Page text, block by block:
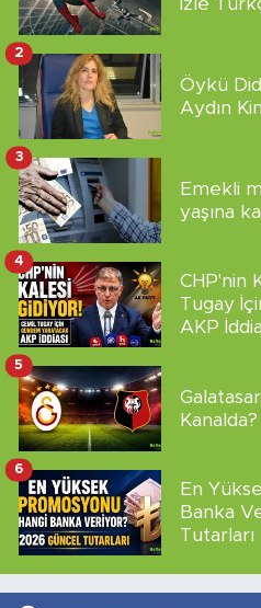
Öykü
Aydın
2
Emekli
yaşına
3
CHP'nin
Tugay
AKP
4
5
En
Banka
Tutarları
6